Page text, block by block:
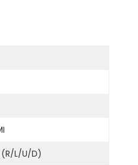
L/U/D)